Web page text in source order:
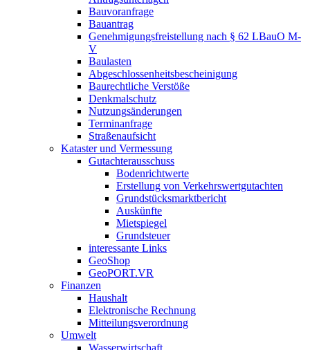
Bauvoranfrage
Bauantrag
Genehmigungsfreistellung nach § 62 LBauO M-
V
Baulasten
Abgeschlossenheits­bescheinigung
Baurechtliche Verstöße
Denkmalschutz
Nutzungsänderungen
Terminanfrage
Straßenaufsicht
Kataster und Vermessung
Gutachterausschuss
Bodenrichtwerte
Erstellung von Verkehrswertgutachten
Grundstücksmarktbericht
Auskünfte
Mietspiegel
Grundsteuer
interessante Links
GeoShop
GeoPORT.VR
Finanzen
Haushalt
Elektronische Rechnung
Mitteilungsverordnung
Umwelt
Wasserwirtschaft